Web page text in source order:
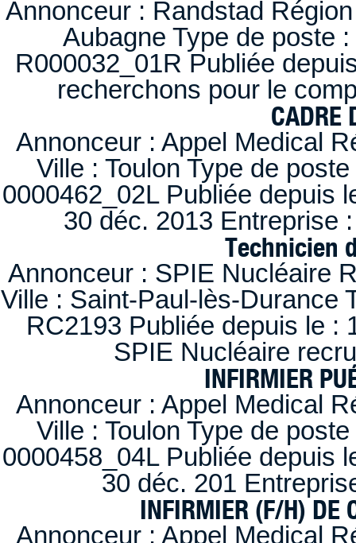
Annonceur : Randstad
Aubagne Type de poste
R000032_01R Publiée
recherchons pour le
CADRE
Annonceur : Appel Medical
Ville : Toulon Type de
0000462_02L Publiée depuis
30 déc. 2013
Technicien
Annonceur : SPIE Nucléaire
Ville : Saint-Paul-lès-Durance
RC2193 Publiée depuis le :
SPIE Nucléaire
INFIRMIER
Annonceur : Appel Medical
Ville : Toulon Type de
0000458_04L Publiée depuis
30 déc. 201
INFIRMIER (F/H) DE
Annonceur : Appel Medical